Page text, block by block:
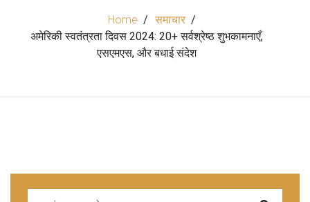
Home
समाचार
अमेरिकी स्वतंत्रता दिवस 2024: 20+ सर्वश्रेष्ठ शुभकामनाएँ,
एसएमएस, और बधाई संदेश